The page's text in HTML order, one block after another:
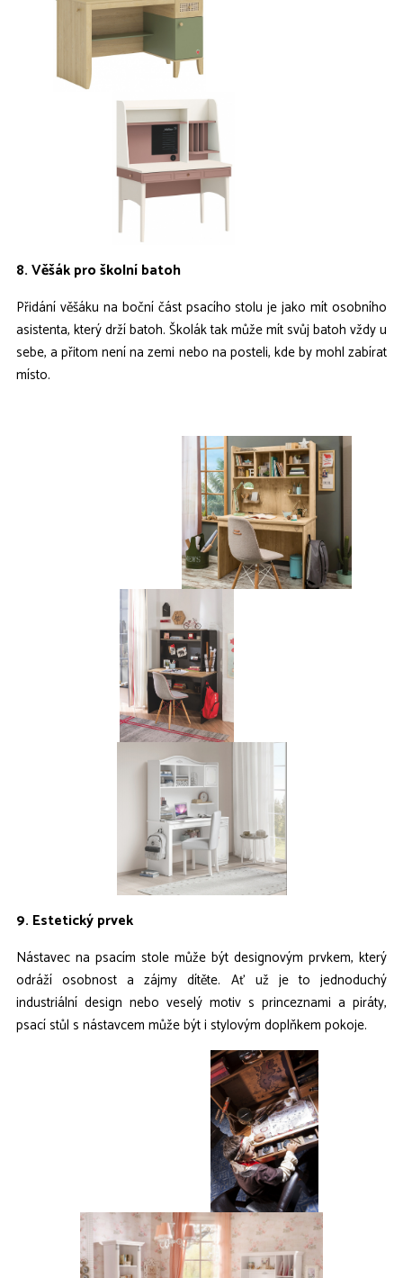
8. Věšák pro školní batoh
Přidání věšáku na boční část psacího stolu je jako mít osobního
asistenta, který drží batoh. Školák tak může mít svůj batoh vždy u
sebe, a přitom není na zemi nebo na posteli, kde by mohl zabírat
místo.
9. Estetický prvek
Nástavec na psacím stole může být designovým prvkem, který
odráží osobnost a zájmy dítěte. Ať už je to jednoduchý
industriální design nebo veselý motiv s princeznami a piráty,
psací stůl s nástavcem může být i stylovým doplňkem pokoje.